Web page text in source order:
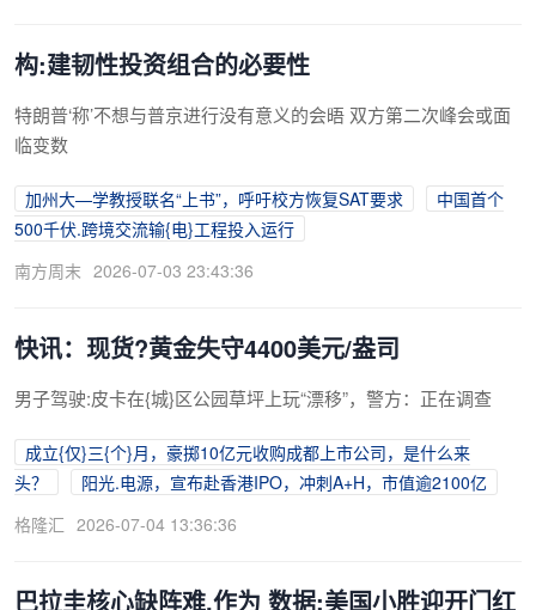
构:建韧性投资组合的必要性
特朗普‘称’不想与普京进行没有意义的会晤 双方第二次峰会或面
临变数
加州大—学教授联名“上书”，呼吁校方恢复SAT要求
中国首个
500千伏.跨境交流输{电}工程投入运行
南方周末 2026-07-03 23:43:36
快讯：现货?黄金失守4400美元/盎司
男子驾驶:皮卡在{城}区公园草坪上玩“漂移”，警方：正在调查
成立{仅}三{个}月，豪掷10亿元收购成都上市公司，是什么来
头？
阳光.电源，宣布赴香港IPO，冲刺A+H，市值逾2100亿
格隆汇 2026-07-04 13:36:36
巴拉圭核心缺阵难,作为 数据:美国小胜迎开门红